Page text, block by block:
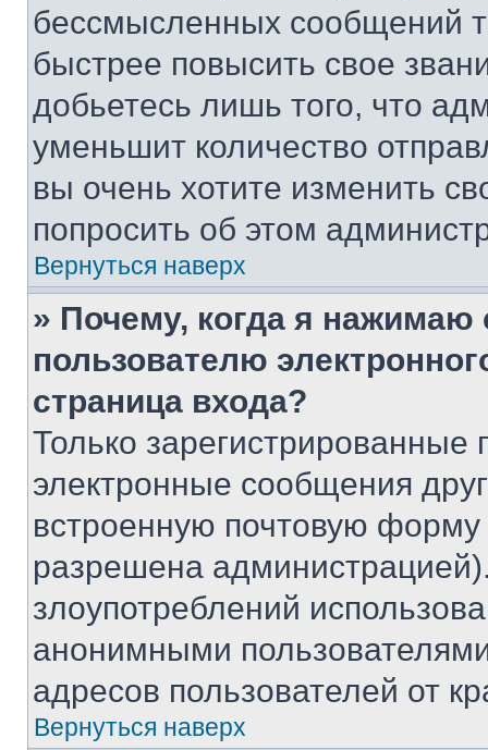
бессмысленных сообщений
быстрее повысить свое
добьетесь лишь того, что
уменьшит количество
вы очень хотите изменить
попросить об этом
Вернуться наверх
» Почему, когда я нажимаю
пользователю
страница входа?
Только зарегистрированные
электронные сообщения
встроенную почтовую
разрешена
злоупотреблений
анонимными
адресов пользователей от
Вернуться наверх